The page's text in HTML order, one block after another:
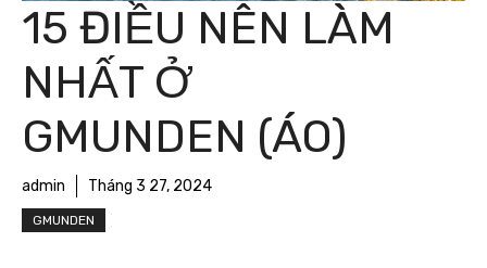
15 ĐIỀU NÊN LÀM
NHẤT Ở
GMUNDEN (ÁO)
admin Tháng 3 27, 2024
GMUNDEN